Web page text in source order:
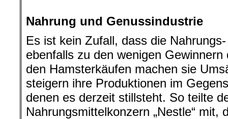
Nahrung und Genussindustrie
Es ist kein Zufall, dass die
ebenfalls zu den wenigen
den Hamsterkäufen machen sie
steigern ihre Produktionen im
denen es derzeit stillsteht. So teilte
Nahrungsmittelkonzern „Nestle“ mit,